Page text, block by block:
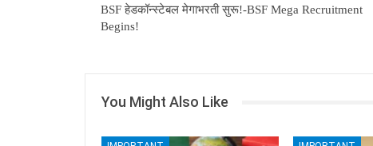
BSF हेडकॉन्स्टेबल मेगाभरती सुरू!-BSF Mega Recruitment
Begins!
You Might Also Like